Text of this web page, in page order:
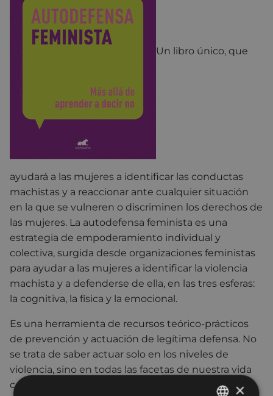
Un libro único, que
ayudará a las mujeres a identificar las conductas
machistas y a reaccionar ante cualquier situación
en la que se vulneren o discriminen los derechos de
las mujeres. La autodefensa feminista es una
estrategia de empoderamiento individual y
colectiva, surgida desde organizaciones feministas
para ayudar a las mujeres a identificar la violencia
machista y a defenderse de ella, en las tres esferas:
la cognitiva, la física y la emocional.
Es una herramienta de recursos teórico-prácticos
de prevención y actuación de legítima defensa. No
se trata de saber actuar solo en los niveles de
violencia, sino en todas las facetas de nuestra vida
cotidiana, para poder despatriarcalizarnos como×